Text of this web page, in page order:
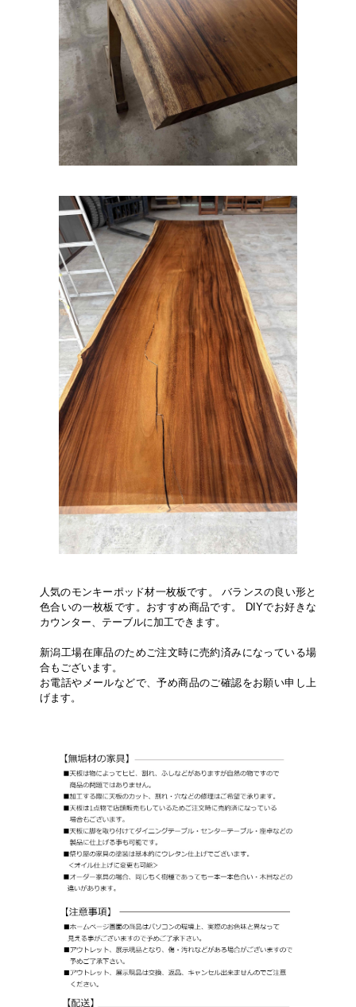
人気のモンキーポッド材一枚板です。 バランスの良い形と
色合いの一枚板です。おすすめ商品です。 DIYでお好きな
カウンター、テーブルに加工できます。
新潟工場在庫品のためご注文時に売約済みになっている場
合もございます。
お電話やメールなどで、予め商品のご確認をお願い申し上
げます。